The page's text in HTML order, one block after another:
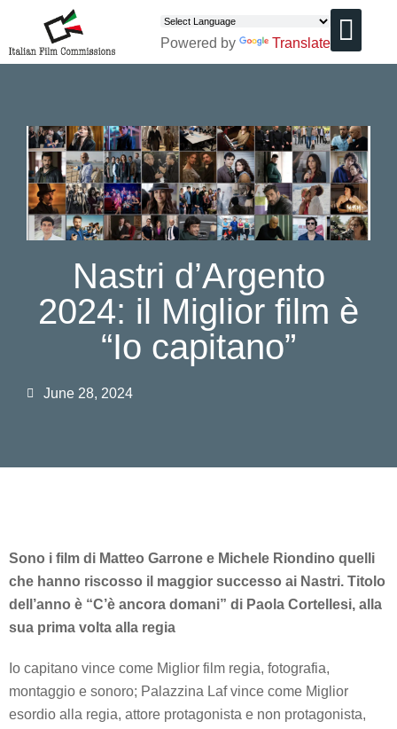
Powered by Translate
Nastri d’Argento
2024: il Miglior film è
“Io capitano”
June 28, 2024
Sono i film di Matteo Garrone e Michele Riondino quelli
che hanno riscosso il maggior successo ai Nastri. Titolo
dell’anno è “C’è ancora domani” di Paola Cortellesi, alla
sua prima volta alla regia
Io capitano vince come Miglior film regia, fotografia,
montaggio e sonoro; Palazzina Laf vince come Miglior
esordio alla regia, attore protagonista e non protagonista,